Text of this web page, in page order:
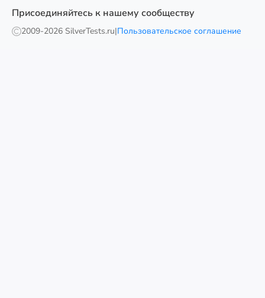
Присоединяйтесь к нашему сообществу
2009-2026 SilverTests.ru|Пользовательское соглашение